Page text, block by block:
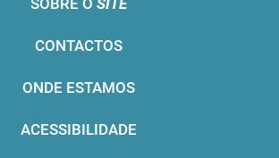
CONTACTOS
ONDE ESTAMOS
ACESSIBILIDADE